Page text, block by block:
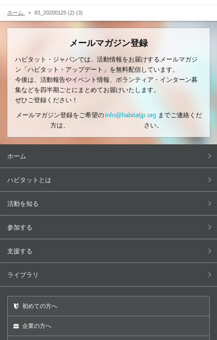
ホーム 83_20200125 (2) (3)
メールマガジン登録
ハビタット・ジャパンでは、活動情報をお届けするメールマガジ
ン「ハビタット・アップデート」を無料配信しています。
今後は、活動報告やイベント情報、ボランティア・インターン募
集などを四半期ごとにまとめてお届けいたします。
ぜひご登録ください！
メールマガジン登録をご希望の
方は、
info@habitatjp.orgまでご連絡くだ
さい。
ホーム
ハビタットとは
活動を知る
参加する
支援する
ライブラリ
初めての方へ
企業の方へ